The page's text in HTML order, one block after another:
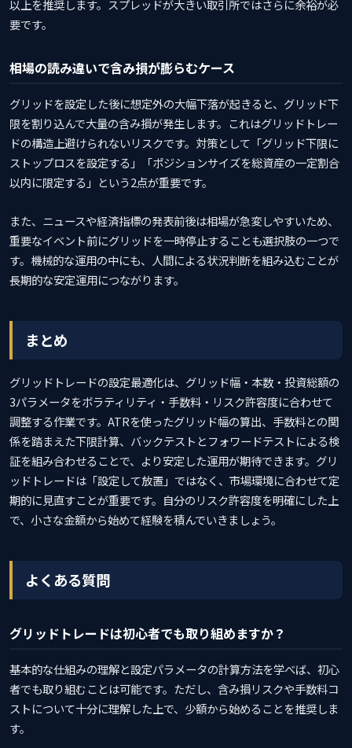
以上を推奨します。スプレッドが大きい取引所ではさらに余裕が必
要です。
相場の読み違いで含み損が膨らむケース
グリッドを設定した後に想定外の大幅下落が起きると、グリッド下
限を割り込んで大量の含み損が発生します。これはグリッドトレー
ドの構造上避けられないリスクです。対策として「グリッド下限に
ストップロスを設定する」「ポジションサイズを総資産の一定割合
以内に限定する」という2点が重要です。
また、ニュースや経済指標の発表前後は相場が急変しやすいため、
重要なイベント前にグリッドを一時停止することも選択肢の一つで
す。機械的な運用の中にも、人間による状況判断を組み込むことが
長期的な安定運用につながります。
まとめ
グリッドトレードの設定最適化は、グリッド幅・本数・投資総額の
3パラメータをボラティリティ・手数料・リスク許容度に合わせて
調整する作業です。ATRを使ったグリッド幅の算出、手数料との関
係を踏まえた下限計算、バックテストとフォワードテストによる検
証を組み合わせることで、より安定した運用が期待できます。グリ
ッドトレードは「設定して放置」ではなく、市場環境に合わせて定
期的に見直すことが重要です。自分のリスク許容度を明確にした上
で、小さな金額から始めて経験を積んでいきましょう。
よくある質問
グリッドトレードは初心者でも取り組めますか？
基本的な仕組みの理解と設定パラメータの計算方法を学べば、初心
者でも取り組むことは可能です。ただし、含み損リスクや手数料コ
ストについて十分に理解した上で、少額から始めることを推奨しま
す。